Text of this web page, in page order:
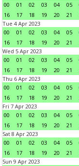
00
01 02 03 04 05
16
17 18 19 20 21
Tue 4 Apr 2023
00
01 02 03 04 05
16
17 18 19 20 21
Wed 5 Apr 2023
00
01 02 03 04 05
16
17 18 19 20 21
Thu 6 Apr 2023
00
01 02 03 04 05
16
17 18 19 20 21
Fri 7 Apr 2023
00
01 02 03 04 05
16
17 18 19 20 21
Sat 8 Apr 2023
00
01 02 03 04 05
16
17 18 19 20 21
Sun 9 Apr 2023